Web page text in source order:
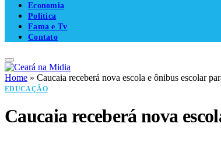
Economia
Política
Fama e Tv
Contato
Home » Caucaia receberá nova escola e ônibus escolar
EDUCAÇÃO
Caucaia receberá nova